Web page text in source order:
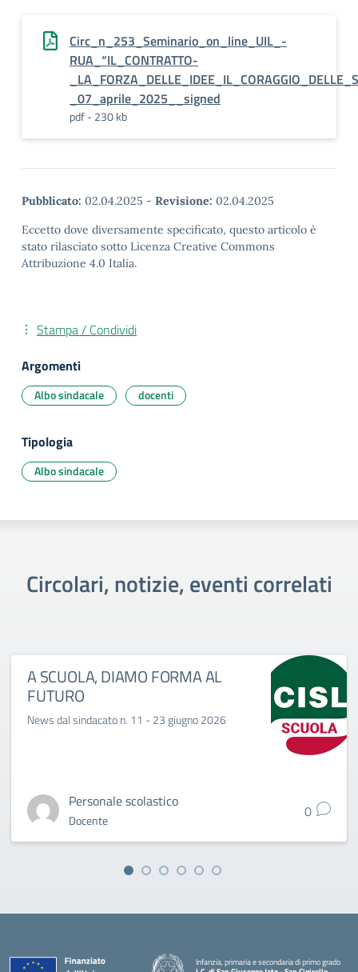
Circ_n_253_Seminario_on_line_UIL_-
RUA_“IL_CONTRATTO-
_07_aprile_2025__signed
pdf - 230 kb
Pubblicato: 02.04.2025 - Revisione: 02.04.2025
Eccetto dove diversamente specificato, questo articolo è
stato rilasciato sotto Licenza Creative Commons
Attribuzione 4.0 Italia.
Stampa / Condividi
Argomenti
Albo sindacale docenti
Tipologia
Albo sindacale
Circolari, notizie, eventi correlati
A SCUOLA, DIAMO FORMA AL
FUTURO
News dal sindacato n. 11 - 23 giugno 2026
Personale scolastico
Docente 0
Infanzia, primaria e secondaria di primo grado